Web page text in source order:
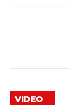
VIDEO